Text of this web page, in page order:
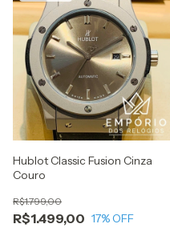
Hublot Classic Fusion Cinza
Couro
R$1.499,00
R$1.799,00
17% OFF